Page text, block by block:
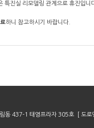
진실 리모델링 관계으로 휴진입니
하니 참고하시기 바랍니다.
동 437-1 태영프라자 305호 [ 도